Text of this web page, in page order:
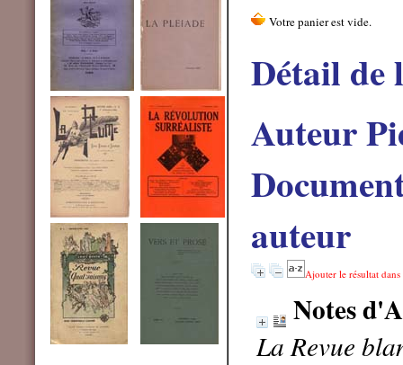
Détail de
Auteur
auteur
Ajouter le résultat
Notes
La Revue